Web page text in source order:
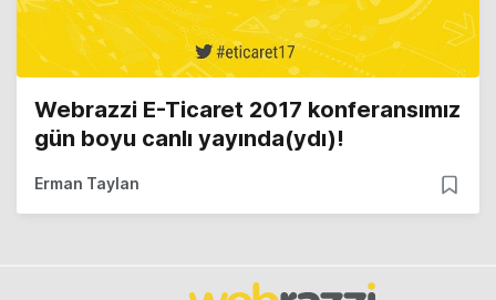
Webrazzi E-Ticaret 2017 konferansımız
gün boyu canlı yayında(ydı)!
Erman Taylan